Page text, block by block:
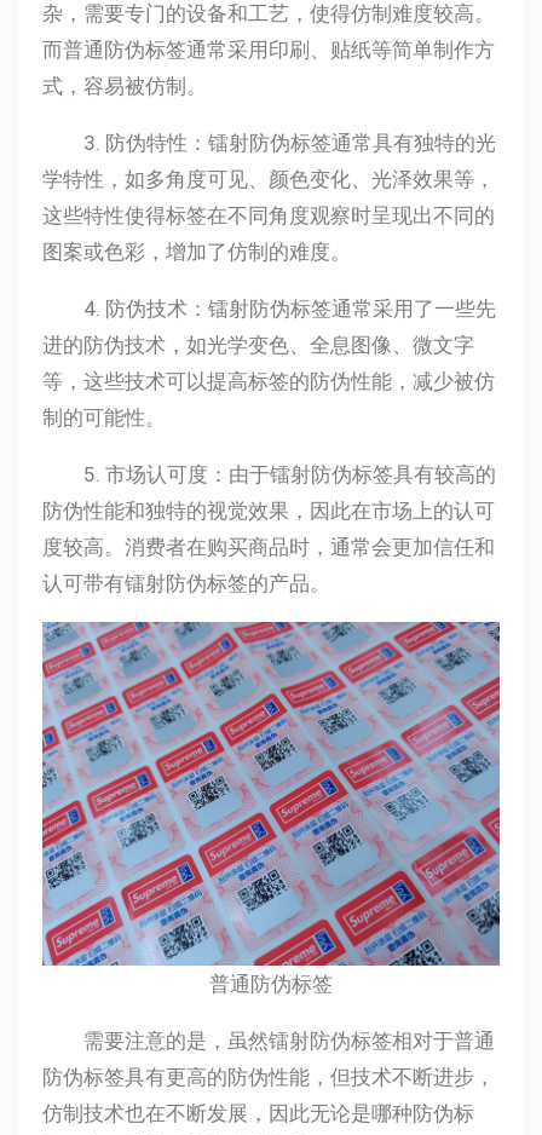
杂，需要专门的设备和工艺，使得仿制难度较高。
而普通防伪标签通常采用印刷、贴纸等简单制作方
式，容易被仿制。
3. 防伪特性：镭射防伪标签通常具有独特的光
学特性，如多角度可见、颜色变化、光泽效果等，
这些特性使得标签在不同角度观察时呈现出不同的
图案或色彩，增加了仿制的难度。
4. 防伪技术：镭射防伪标签通常采用了一些先
进的防伪技术，如光学变色、全息图像、微文字
等，这些技术可以提高标签的防伪性能，减少被仿
制的可能性。
5. 市场认可度：由于镭射防伪标签具有较高的
防伪性能和独特的视觉效果，因此在市场上的认可
度较高。消费者在购买商品时，通常会更加信任和
认可带有镭射防伪标签的产品。
普通防伪标签
需要注意的是，虽然镭射防伪标签相对于普通
防伪标签具有更高的防伪性能，但技术不断进步，
仿制技术也在不断发展，因此无论是哪种防伪标